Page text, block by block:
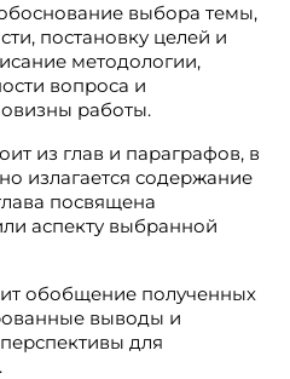
выбора темы,
постановку целей и
методологии,
вопроса и
работы.
из глав и параграфов, в
излагается содержание
посвящена
аспекту выбранной
обобщение полученных
выводы и
для